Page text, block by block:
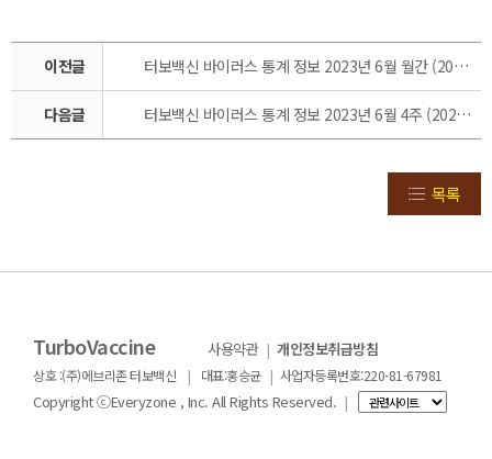
이전글 터보백신 바이러스 통계 정보 2023년 6월 월간 (2023.06.01~2023.06.30)
다음글 터보백신 바이러스 통계 정보 2023년 6월 4주 (2023.06.13 ~2023.06.21)
목록
TurboVaccine 사용약관 | 개인정보취급방침
상호 :(주)에브리존 터보백신 | 대표:홍승균 | 사업자등록번호:220-81-67981
Copyright ⓒEveryzone , Inc. All Rights Reserved. |